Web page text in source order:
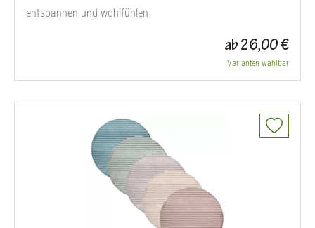
entspannen und wohlfühlen
ab 26,00 €
Varianten wählbar